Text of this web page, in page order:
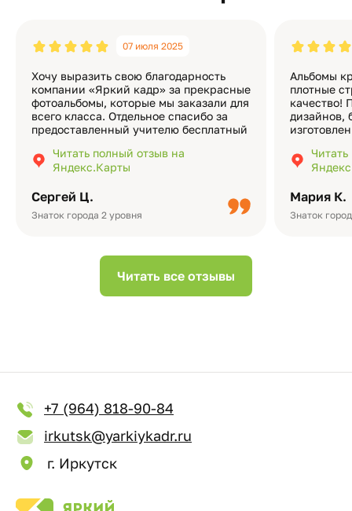
Сергей Ц.
Знаток города 2 уровня
07 июля 2025
Хочу выразить свою благодарность
компании «Яркий кадр» за прекрасные
фотоальбомы, которые мы заказали для
всего класса. Отдельное спасибо за
предоставленный учителю бесплатный
подчёркивает значимость события.
Качество альбомов на высшем уровне:
Читать полный отзыв на
Яндекс.Карты
Мария К.
Знаток
Альбомы
плотные
качество!
дизайнов,
добавить
видео с
Читать все отзывы
+7 (964) 818-90-84
irkutsk@yarkiykadr.ru
г. Иркутск